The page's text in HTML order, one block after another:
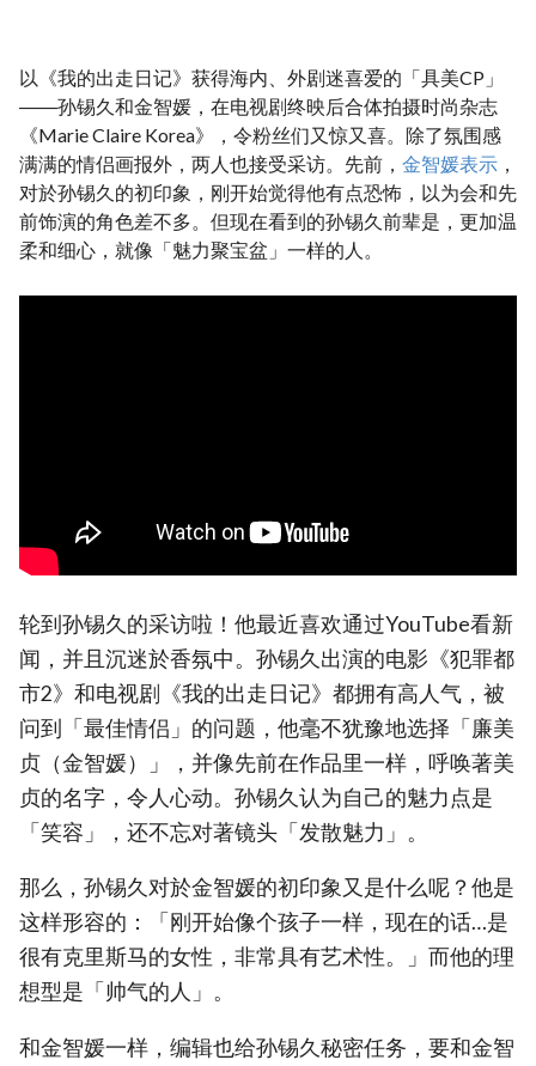
以《我的出走日记》获得海内、外剧迷喜爱的「具美CP」
――孙锡久和金智媛，在电视剧终映后合体拍摄时尚杂志
《Marie Claire Korea》，令粉丝们又惊又喜。除了氛围感
满满的情侣画报外，两人也接受采访。先前， 金智媛表示
对於孙锡久的初印象，刚开始觉得他有点恐怖，以为会和先
前饰演的角色差不多。但现在看到的孙锡久前辈是，更加温
柔和细心，就像「魅力聚宝盆」一样的人。
轮到孙锡久的采访啦！他最近喜欢通过YouTube看新
闻，并且沉迷於香氛中。孙锡久出演的电影《犯罪都
市2》和电视剧《我的出走日记》都拥有高人气，被
问到「最佳情侣」的问题，他毫不犹豫地选择「廉美
贞（金智媛）」，并像先前在作品里一样，呼唤著美
贞的名字，令人心动。孙锡久认为自己的魅力点是
「笑容」，还不忘对著镜头「发散魅力」。
那么，孙锡久对於金智媛的初印象又是什么呢？他是
这样形容的：「刚开始像个孩子一样，现在的话…是
很有克里斯马的女性，非常具有艺术性。」而他的理
想型是「帅气的人」。
和金智媛一样，编辑也给孙锡久秘密任务，要和金智